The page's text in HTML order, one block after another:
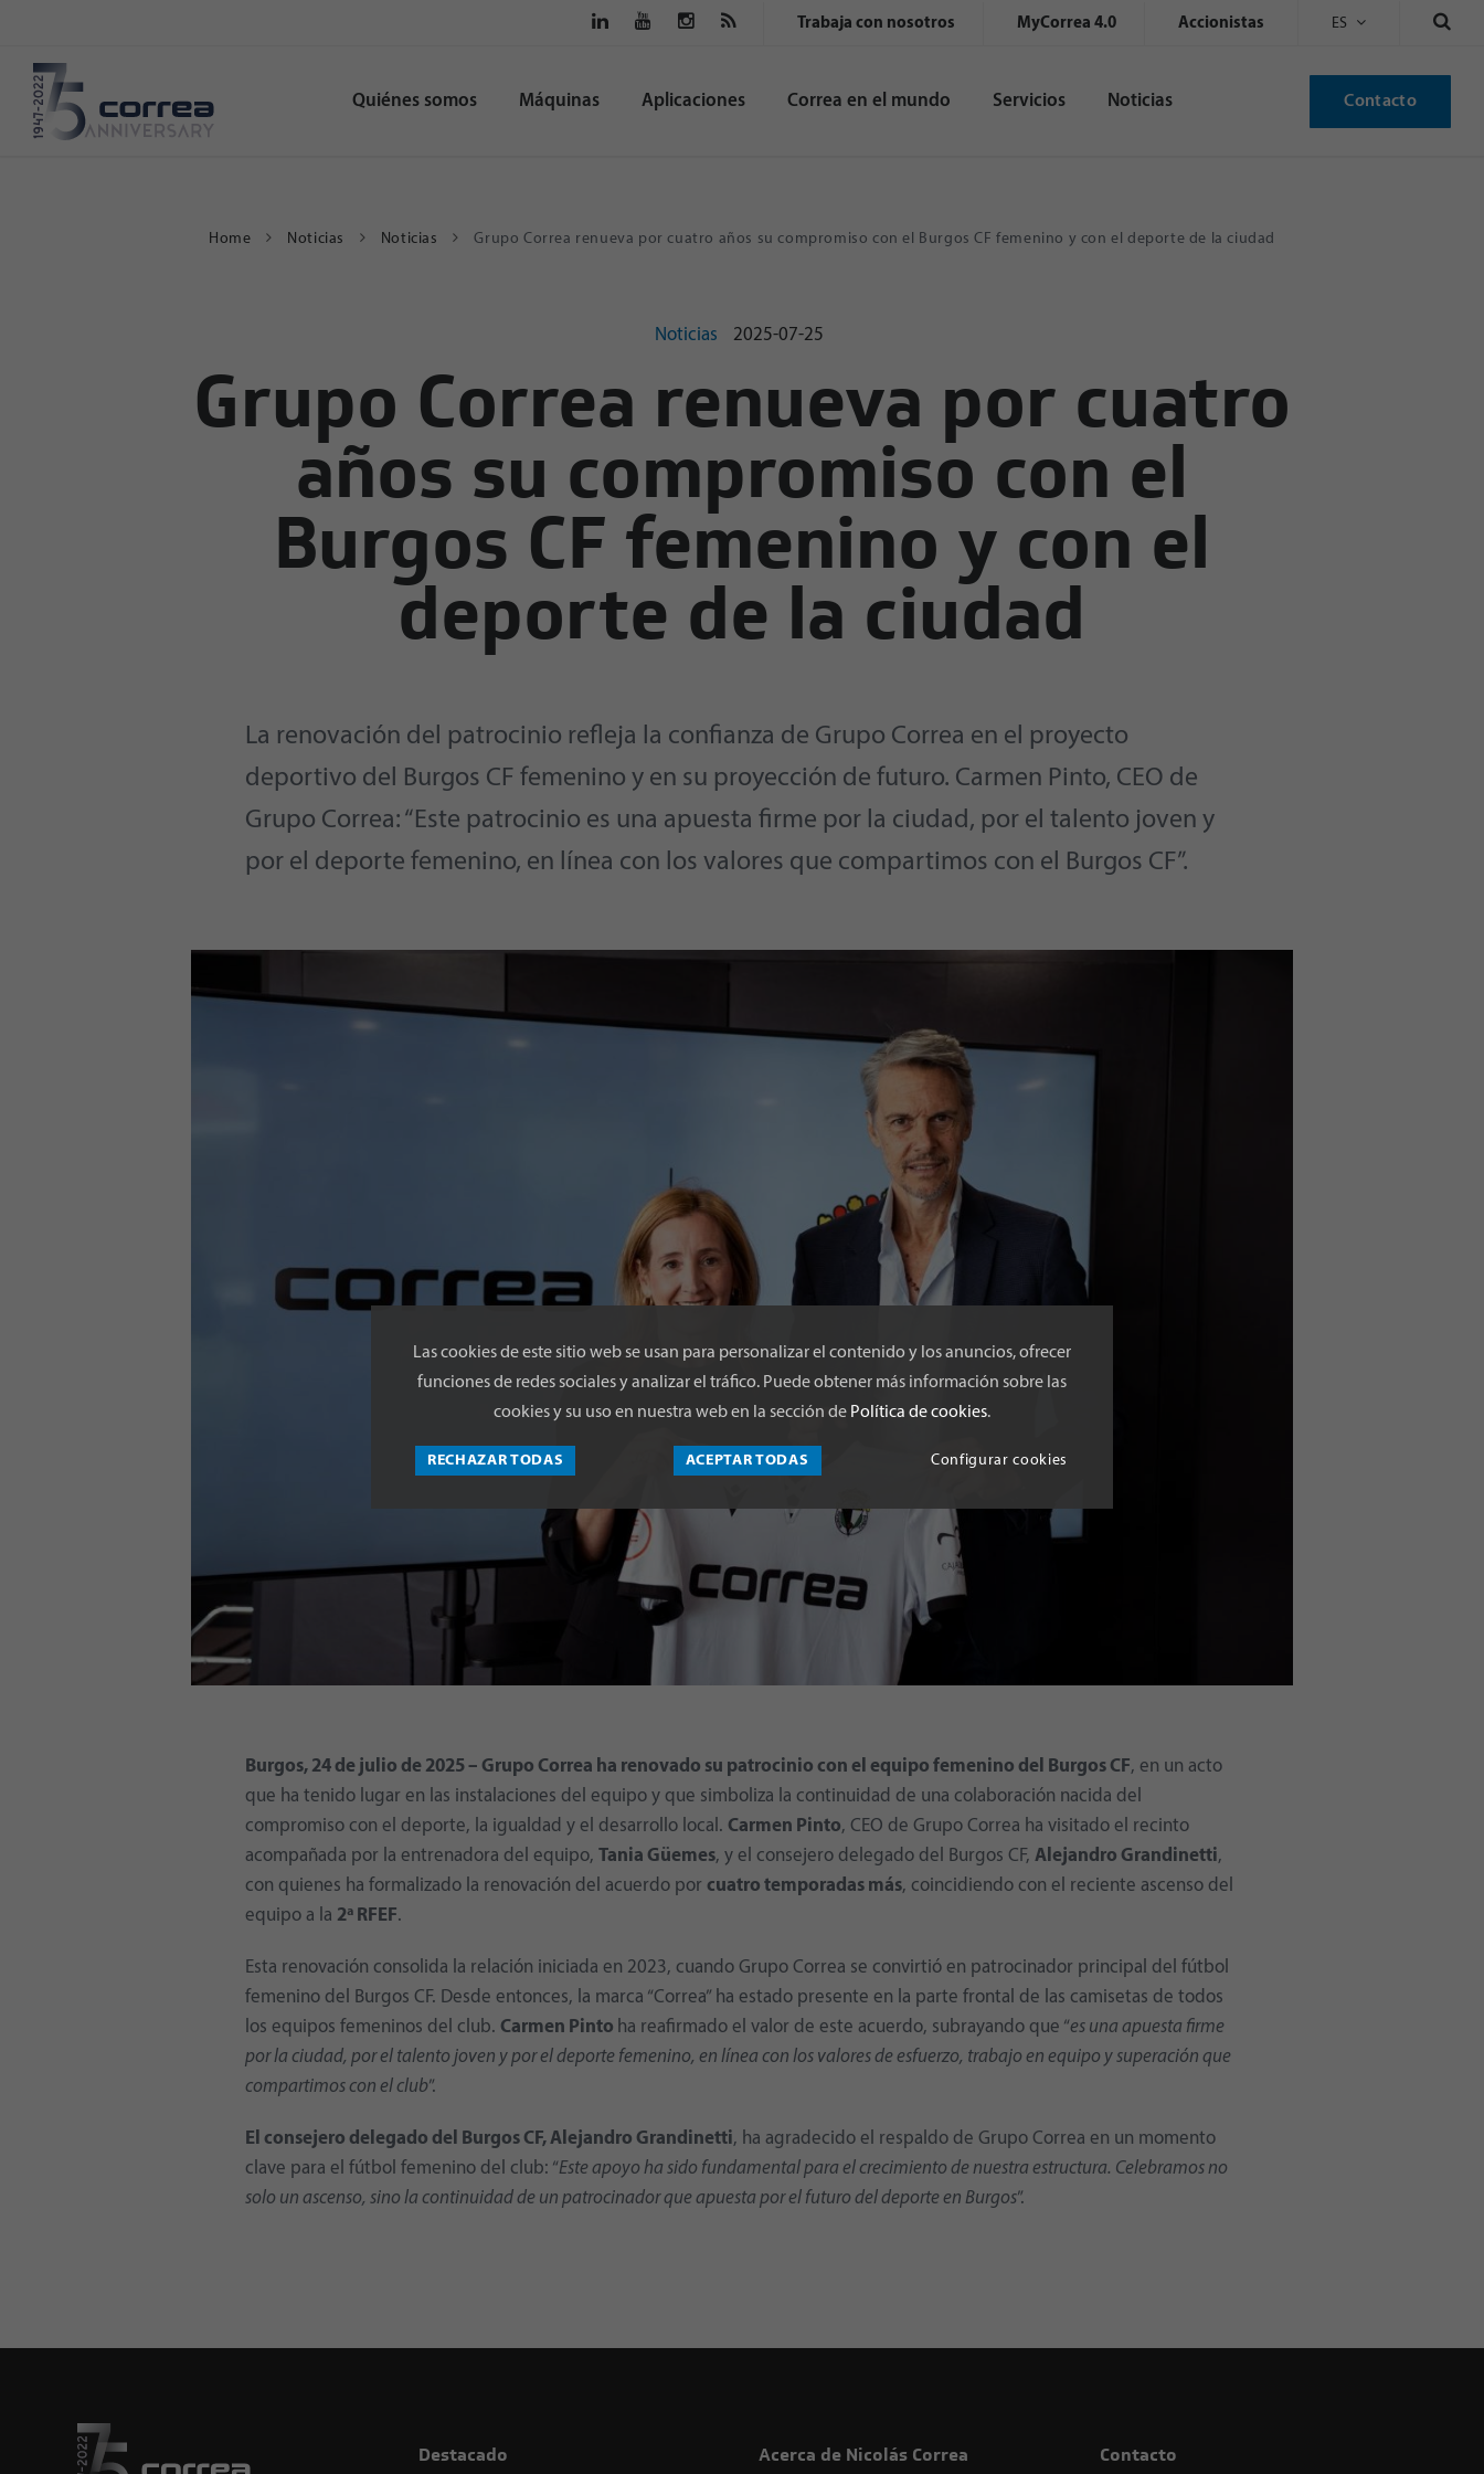
Trabaja con nosotros MyCorrea 4.0 Accionistas ES
Quiénes somos Máquinas Aplicaciones Correa en el mundo Servicios Noticias Contacto
Home Noticias Noticias Grupo Correa renueva por cuatro años su compromiso con el Burgos CF femenino y con el deporte de la ciudad
Noticias 2025-07-25
Grupo Correa renueva por cuatro
años su compromiso con el
Burgos CF femenino y con el
deporte de la ciudad
La renovación del patrocinio refleja la confianza de Grupo Correa en el proyecto
deportivo del Burgos CF femenino y en su proyección de futuro. Carmen Pinto, CEO de
Grupo Correa: “Este patrocinio es una apuesta firme por la ciudad, por el talento joven y
por el deporte femenino, en línea con los valores que compartimos con el Burgos CF”.
Burgos, 24 de julio de 2025 – Grupo Correa ha renovado su patrocinio con el equipo femenino del Burgos CF, en un acto
que ha tenido lugar en las instalaciones del equipo y que simboliza la continuidad de una colaboración nacida del
compromiso con el deporte, la igualdad y el desarrollo local. Carmen Pinto, CEO de Grupo Correa ha visitado el recinto
acompañada por la entrenadora del equipo, Tania Güemes, y el consejero delegado del Burgos CF, Alejandro Grandinetti,
con quienes ha formalizado la renovación del acuerdo por cuatro temporadas más, coincidiendo con el reciente ascenso del
equipo a la 2ª RFEF.
Esta renovación consolida la relación iniciada en 2023, cuando Grupo Correa se convirtió en patrocinador principal del fútbol
femenino del Burgos CF. Desde entonces, la marca “Correa” ha estado presente en la parte frontal de las camisetas de todos
los equipos femeninos del club. Carmen Pinto ha reafirmado el valor de este acuerdo, subrayando que “es una apuesta firme
por la ciudad, por el talento joven y por el deporte femenino, en línea con los valores de esfuerzo, trabajo en equipo y superación que
compartimos con el club”.
El consejero delegado del Burgos CF, Alejandro Grandinetti, ha agradecido el respaldo de Grupo Correa en un momento
clave para el fútbol femenino del club: “Este apoyo ha sido fundamental para el crecimiento de nuestra estructura. Celebramos no
solo un ascenso, sino la continuidad de un patrocinador que apuesta por el futuro del deporte en Burgos”.
Destacado Acerca de Nicolás Correa Contacto
Las cookies de este sitio web se usan para personalizar el contenido y los anuncios, ofrecer
funciones de redes sociales y analizar el tráfico. Puede obtener más información sobre las
cookies y su uso en nuestra web en la sección de Política de cookies.
RECHAZAR TODAS ACEPTAR TODAS Configurar cookies